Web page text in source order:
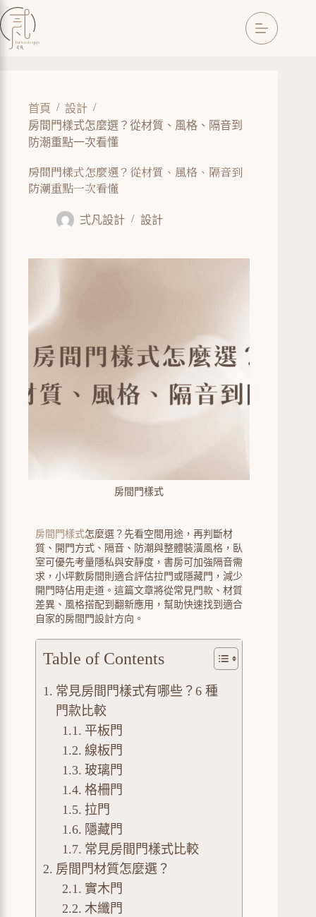
首頁 / 設計 /
房間門樣式怎麼選？從材質、風格、隔音到
防潮重點一次看懂
房間門樣式怎麼選？從材質、風格、隔音到
防潮重點一次看懂
弍凡設計 設計
房間門樣式
房間門樣式怎麼選？先看空間用途，再判斷材
質、開門方式、隔音、防潮與整體裝潢風格，臥
室可優先考量隱私與安靜度，書房可加強隔音需
求，小坪數房間則適合評估拉門或隱藏門，減少
開門時佔用走道。這篇文章將從常見門款、材質
差異、風格搭配到翻新應用，幫助快速找到適合
自家的房間門設計方向。
Table of Contents
常見房間門樣式有哪些？6 種
門款比較
平板門
線板門
玻璃門
格柵門
拉門
隱藏門
常見房間門樣式比較
房間門材質怎麼選？
實木門
木纖門